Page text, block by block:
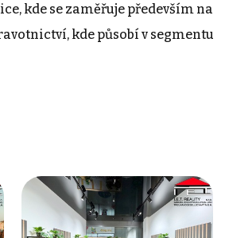
kde se zaměřuje především na
kde působí v segmentu